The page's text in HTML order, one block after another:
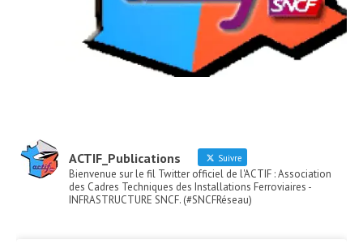
ACTIF_Publications Suivre
Bienvenue sur le fil Twitter officiel de l'ACTIF : Association
des Cadres Techniques des Installations Ferroviaires -
INFRASTRUCTURE SNCF. (#SNCFRéseau)